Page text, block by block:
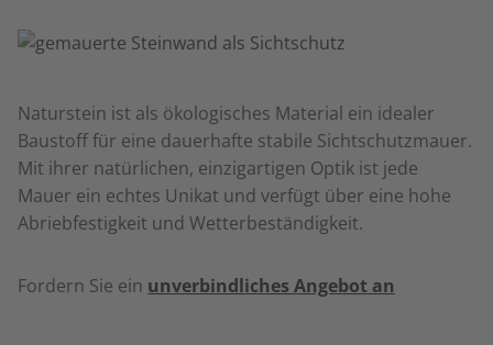
Naturstein ist als ökologisches Material ein idealer
Baustoff für eine dauerhafte stabile Sichtschutzmauer.
Mit ihrer natürlichen, einzigartigen Optik ist jede
Mauer ein echtes Unikat und verfügt über eine hohe
Abriebfestigkeit und Wetterbeständigkeit.
Fordern Sie ein unverbindliches Angebot an